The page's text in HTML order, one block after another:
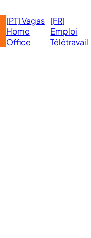
[PT] Vagas
Home
Office
[FR]
Emploi
Télétravail